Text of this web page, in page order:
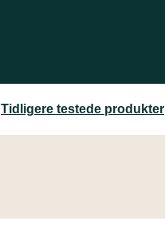
Tidligere testede produkter